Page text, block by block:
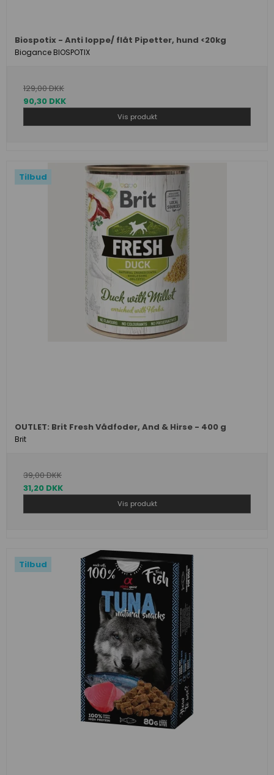
Biospotix - Anti loppe/ flåt Pipetter, hund <20kg
Biogance BIOSPOTIX
129,00 DKK
90,30 DKK
Vis produkt
Tilbud
OUTLET: Brit Fresh Vådfoder, And & Hirse - 400 g
Brit
39,00 DKK
31,20 DKK
Vis produkt
Tilbud